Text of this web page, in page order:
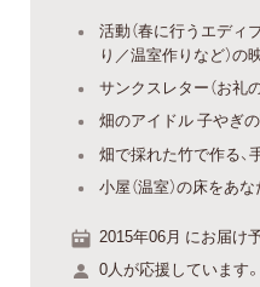
活動（春に行うエデ
り／温室作りなど）の
サンクスレター（お礼
畑のアイドル 子やぎ
畑で採れた竹で作る、
小屋（温室）の床をあ
2015年06月 にお届け
0人が応援しています。